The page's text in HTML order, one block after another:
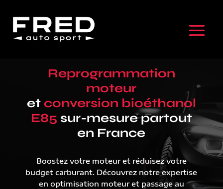
Reprogrammation
moteur
et conversion bioéthanol
E85 sur-mesure partout
en France
Boostez votre moteur et réduisez votre
budget carburant. Découvrez notre expertise
en optimisation moteur et passage au